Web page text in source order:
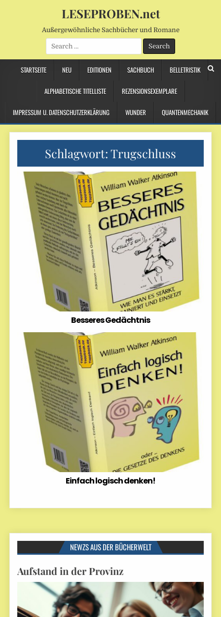
LESEPROBEN.net
Außergewöhnliche Sachbücher und Romane
Search
for:
STARTSEITE NEU EDITIONEN SACHBUCH BELLETRISTIK
ALPHABETISCHE TITELLISTE REZENSIONSEXEMPLARE
IMPRESSUM U. DATENSCHUTZERKLÄRUNG WUNDER QUANTENMECHANIK
Schlagwort:Trugschluss
Besseres Gedächtnis
Einfach logisch denken!
NEWZS AUS DER BÜCHERWELT
Aufstand in der Provinz